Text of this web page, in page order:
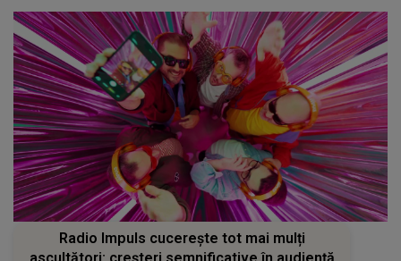
Radio Impuls cucerește tot mai mulți
ascultători: creșteri semnificative în audiență